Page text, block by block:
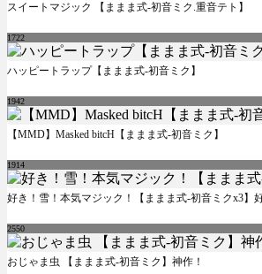
スイートマジック 【ままま式-初音ミク.重音テト】
1722
ハッピートラップ【ままま式-初音ミク】
1942
【MMD】Masked bitcH【ままま式-初音ミク】
1914
好き！雪！本気マジック！【ままま式-初音ミクx3】
2550
おじゃま虫 【ままま式-初音ミク】神作！